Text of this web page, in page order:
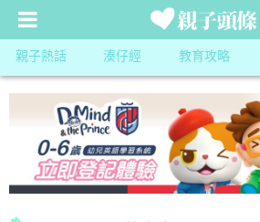
親子熱話 湊仔經 教育攻略